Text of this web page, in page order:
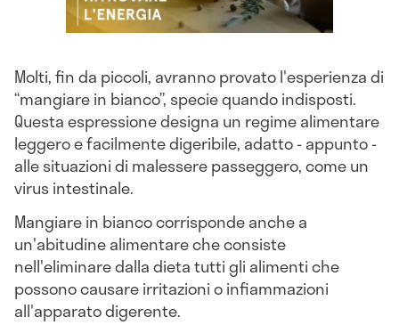
Molti, fin da piccoli, avranno provato l'esperienza di
“mangiare in bianco”, specie quando indisposti.
Questa espressione designa un regime alimentare
leggero e facilmente digeribile, adatto - appunto -
alle situazioni di malessere passeggero, come un
virus intestinale.
Mangiare in bianco corrisponde anche a
un'abitudine alimentare che consiste
nell'eliminare dalla dieta tutti gli alimenti che
possono causare irritazioni o infiammazioni
all'apparato digerente.